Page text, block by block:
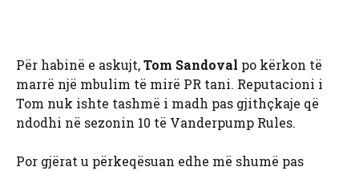
Për habinë e askujt,Tom Sandoval po kërkon të
marrë një mbulim të mirë PR tani. Reputacioni i
Tom nuk ishte tashmë i madh pas gjithçkaje që
ndodhi në sezonin 10 të Vanderpump Rules.
Por gjërat u përkeqësuan edhe më shumë pas